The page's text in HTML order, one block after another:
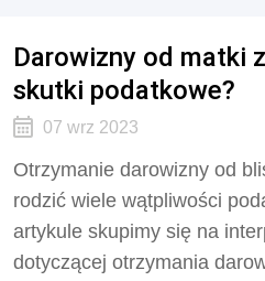
Darowizny od matki
skutki podatkowe?
07 wrz 2023
Otrzymanie darowizny od
rodzić wiele wątpliwości
artykule skupimy się na
dotyczącej otrzymania